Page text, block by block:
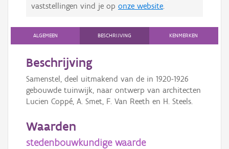
vaststellingen vind je op onze website
ALGEMEEN BESCHRIJVING KENMERKEN
Beschrijving
Samenstel, deel uitmakend van de in 1920-1926
gebouwde tuinwijk, naar ontwerp van architecten
Lucien Coppé, A. Smet, F. Van Reeth en H. Steels.
Waarden
stedenbouwkundige waarde